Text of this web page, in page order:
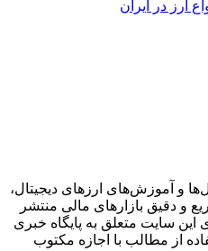
و آموزش‌های ارزهای دیجیتال،
و دقیق بازارهای مالی منتشر
سایت متعلق به پایگاه خبری
از مطالب با اجازه مکتوب